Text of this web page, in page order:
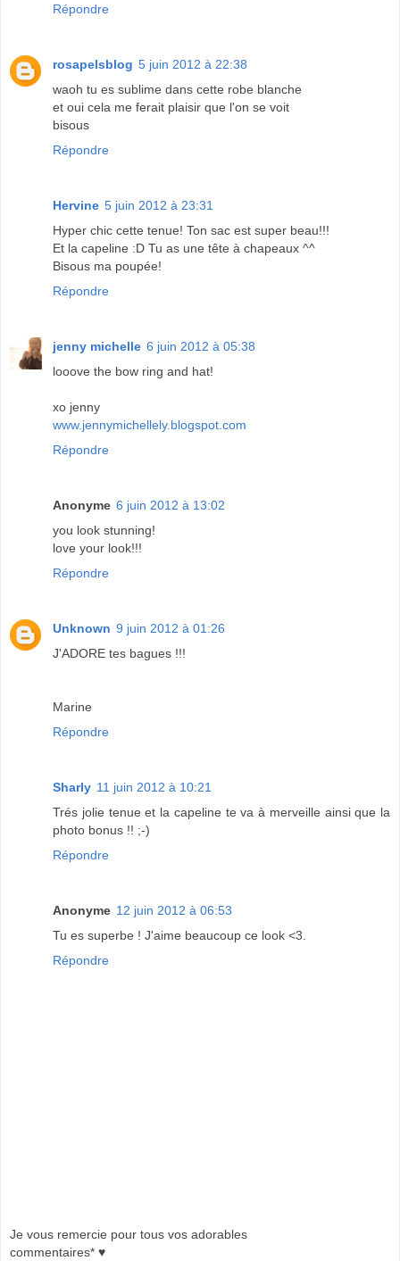
Répondre
rosapelsblog 5 juin 2012 à 22:38
waoh tu es sublime dans cette robe blanche
et oui cela me ferait plaisir que l'on se voit
bisous
Répondre
Hervine 5 juin 2012 à 23:31
Hyper chic cette tenue! Ton sac est super beau!!!
Et la capeline :D Tu as une tête à chapeaux ^^
Bisous ma poupée!
Répondre
jenny michelle 6 juin 2012 à 05:38
looove the bow ring and hat!
xo jenny
www.jennymichellely.blogspot.com
Répondre
Anonyme 6 juin 2012 à 13:02
you look stunning!
love your look!!!
Répondre
Unknown 9 juin 2012 à 01:26
J'ADORE tes bagues !!!
Marine
Répondre
Sharly 11 juin 2012 à 10:21
Trés jolie tenue et la capeline te va à merveille ainsi que la
photo bonus !! ;-)
Répondre
Anonyme 12 juin 2012 à 06:53
Tu es superbe ! J'aime beaucoup ce look <3.
Répondre
Je vous remercie pour tous vos adorables
commentaires* ♥